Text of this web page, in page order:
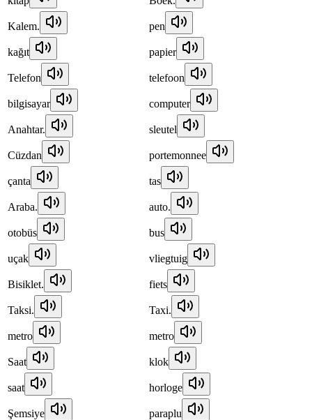
Kalem. pen
kağıt papier
Telefon telefoon
bilgisayar computer
Anahtar. sleutel
Cüzdan portemonnee
çanta tas
Araba. auto.
otobüs bus
uçak vliegtuig
Bisiklet. fiets
Taksi. Taxi.
metro metro
Saat klok
saat horloge
Şemsiye paraplu